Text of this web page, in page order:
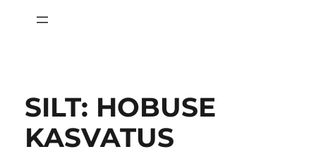
SILT: HOBUSE
KASVATUS